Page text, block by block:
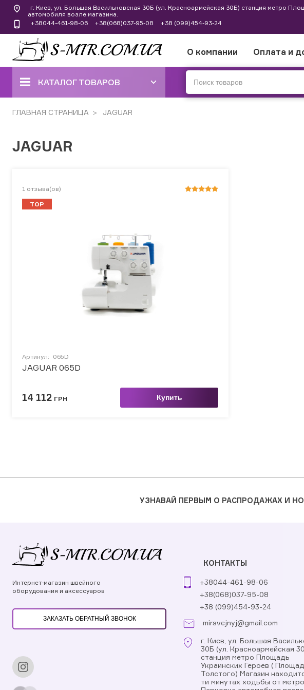
г. Киев, ул. Большая Васильковская 30Б (ул. Красноармейская 30Б) станция метро
автомобиля возле магазина.
+38044-461-98-06
+38(068)037-95-08 +38 (099)454-93-24
О компании Оплата и
КАТАЛОГ ТОВАРОВ
ШВЕЙНЫЕ МАШИНЫ
ПЛОСКОШОВНЫЕ МАШИНЫ
ШВЕЙНЫЕ МАШИНЫ РУЧНОГО
СТЕЖКА
АКСЕССУАРЫ
Акционные товары
ГЛАВНАЯ СТРАНИЦА JAGUAR
JAGUAR
1 отзыва(ов)
TOP
Артикул: 065D
JAGUAR 065D
14 112 ГРН Купить
УЗНАВАЙ ПЕРВЫМ О РАСПРОДАЖАХ И
Интернет-магазин швейного
оборудования и аксессуаров
ЗАКАЗАТЬ ОБРАТНЫЙ ЗВОНОК
КОНТАКТЫ
+38044-461-98-06
+38(068)037-95-08
+38 (099)454-93-24
mirsvejnyj@gmail.com
г. Киев, ул. Большая
30Б (ул. Красноармейская
станция метро Площадь
Украинских Героев (
Толстого) Магазин
ти минутах ходьбы от метро.